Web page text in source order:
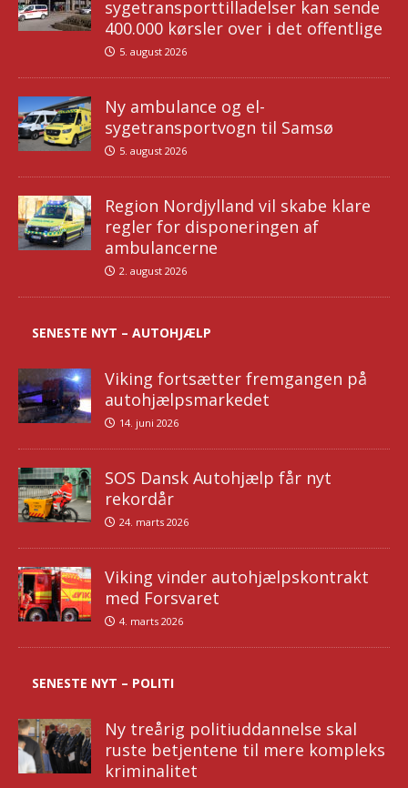
sygetransporttilladelser kan sende
400.000 kørsler over i det offentlige
5. august 2026
Ny ambulance og el-
sygetransportvogn til Samsø
5. august 2026
Region Nordjylland vil skabe klare
regler for disponeringen af
ambulancerne
2. august 2026
SENESTE NYT – AUTOHJÆLP
Viking fortsætter fremgangen på
autohjælpsmarkedet
14. juni 2026
SOS Dansk Autohjælp får nyt
rekordår
24. marts 2026
Viking vinder autohjælpskontrakt
med Forsvaret
4. marts 2026
SENESTE NYT – POLITI
Ny treårig politiuddannelse skal
ruste betjentene til mere kompleks
kriminalitet